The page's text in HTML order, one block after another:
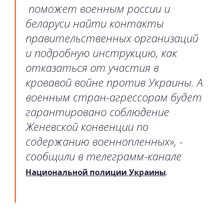
поможет военным россии и
беларуси найти контакты
правительственных организаций
и подробную инструкцию, как
отказаться от участия в
кровавой войне против Украины. А
военным стран-агрессорам будет
гарантировано соблюдение
Женевской конвенции по
содержанию военнопленных», -
сообщили в телеграмм-канале
Национальной полиции Украины.